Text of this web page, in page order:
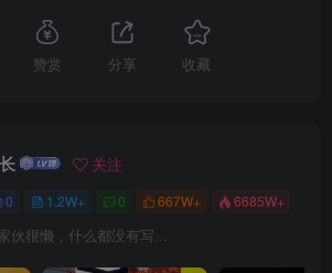
赞赏 分享 收藏
关注
0 1.2W+ 0 667W+ 6685W+
伙很懒，什么都没有写...